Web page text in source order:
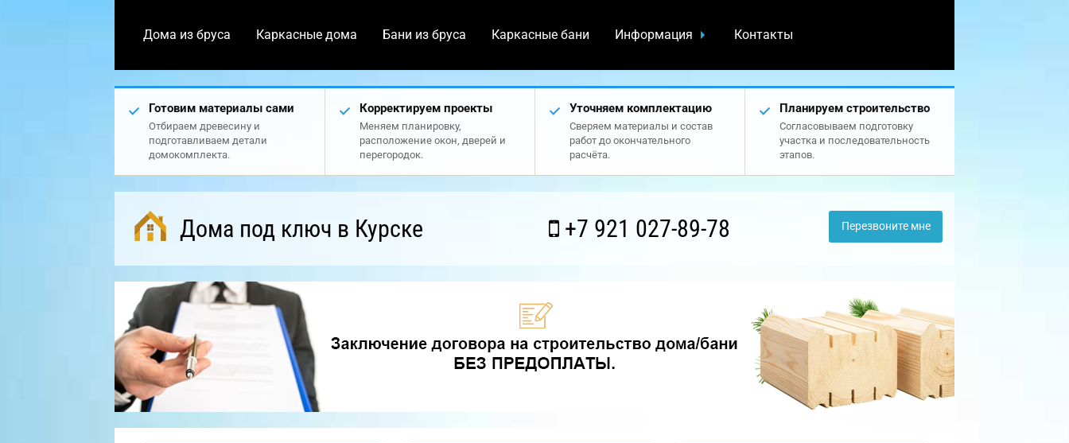
Дома из бруса Каркасные дома Бани из бруса Каркасные бани Информация Контакты
Готовим материалы сами
Отбираем древесину и
подготавливаем детали
домокомплекта.
Корректируем проекты
Меняем планировку,
расположение окон, дверей и
перегородок.
Уточняем комплектацию
Сверяем материалы и состав
работ до окончательного
расчёта.
Планируем строительство
Согласовываем подготовку
участка и последовательность
этапов.
Дома под ключ в Курске +7 921 027-89-78 Перезвоните мне